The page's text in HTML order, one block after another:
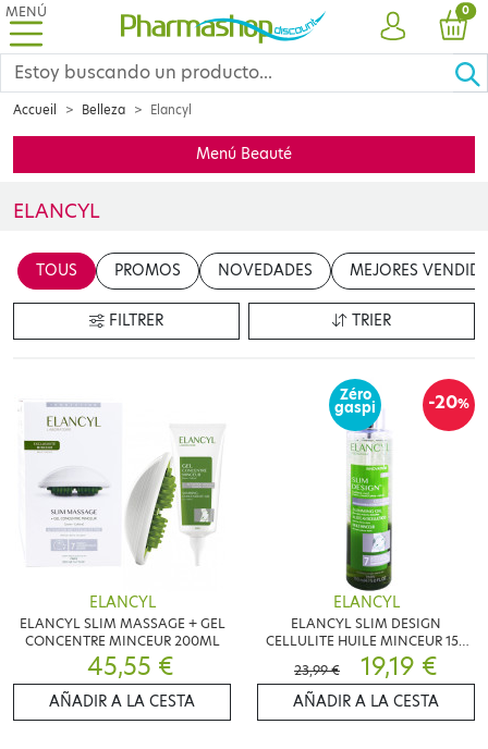
MENÚ
CUENTA
0
Accueil Belleza Elancyl
Menú Beauté
ELANCYL
en cliquant sur le bouton "Modifier le contenu"
TOUS PROMOS NOVEDADES MEJORES
FILTRER TRIER
ELANCYL
ELANCYL SLIM MASSAGE + GEL
CONCENTRE MINCEUR 200ML
45,55 €
AÑADIR A LA CESTA
-20%
Zéro
gaspi
ELANCYL
ELANCYL SLIM DESIGN
CELLULITE HUILE MINCEUR 150
ML
23,99 € 19,19 €
AÑADIR A LA CESTA